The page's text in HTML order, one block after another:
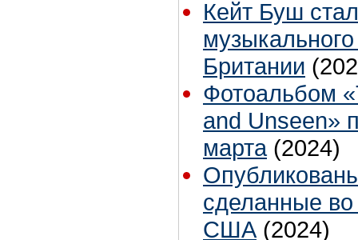
Кейт Буш
Британии
Фотоальбом
and Unseen»
марта (2024)
сделанные во
США (2024)